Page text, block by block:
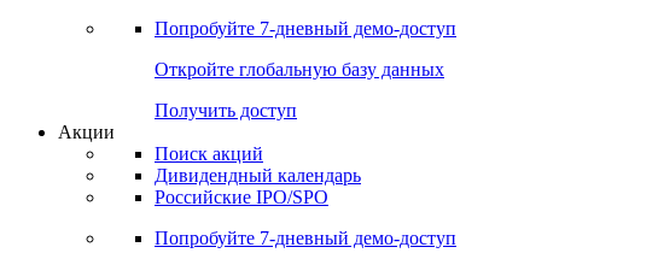
Попробуйте 7-дневный демо-доступ
Откройте глобальную базу данных
Получить доступ
Акции
Поиск акций
Дивидендный календарь
Российские IPO/SPO
Попробуйте 7-дневный демо-доступ